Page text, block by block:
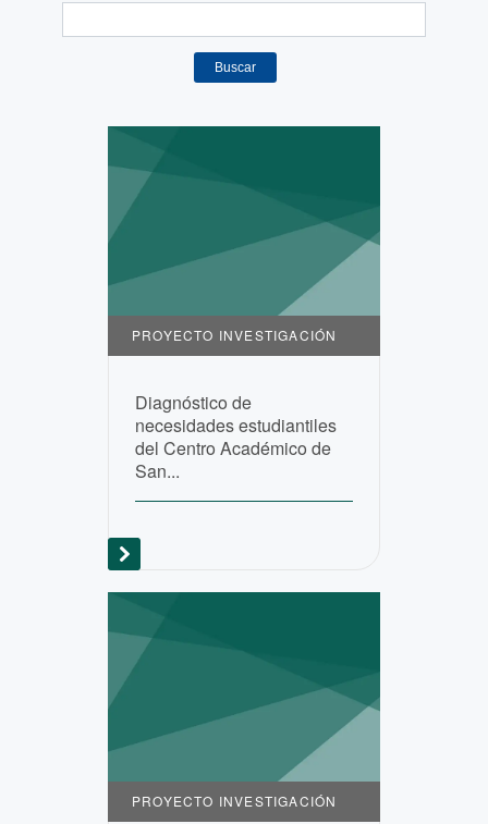
Buscar
PROYECTO INVESTIGACIÓN
Diagnóstico de
necesidades estudiantiles
del Centro Académico de
San...
PROYECTO INVESTIGACIÓN